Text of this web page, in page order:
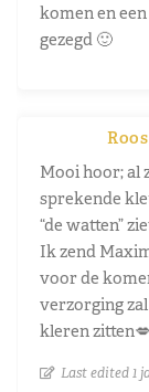
komen en
gezegd 🙂
Roos
Mooi hoor; al
sprekende
“de watten”
Ik zend
voor de
verzorging
kleren zitten💋
Last edited 1